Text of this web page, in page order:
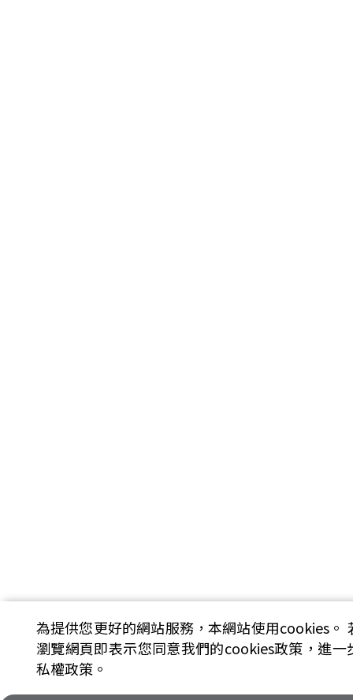
為提供您更好的網站服務，本網站使用cookies。
瀏覽網頁即表示您同意我們的cookies政策，進一
私權政策。